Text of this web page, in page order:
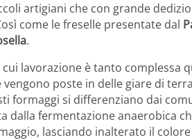
artigiani che con grande
come le freselle presentate dal
.
cui lavorazione è tanto complessa
poste in delle giare di
formaggi si differenziano dai
dalla fermentazione anaerobica
lasciando inalterato il